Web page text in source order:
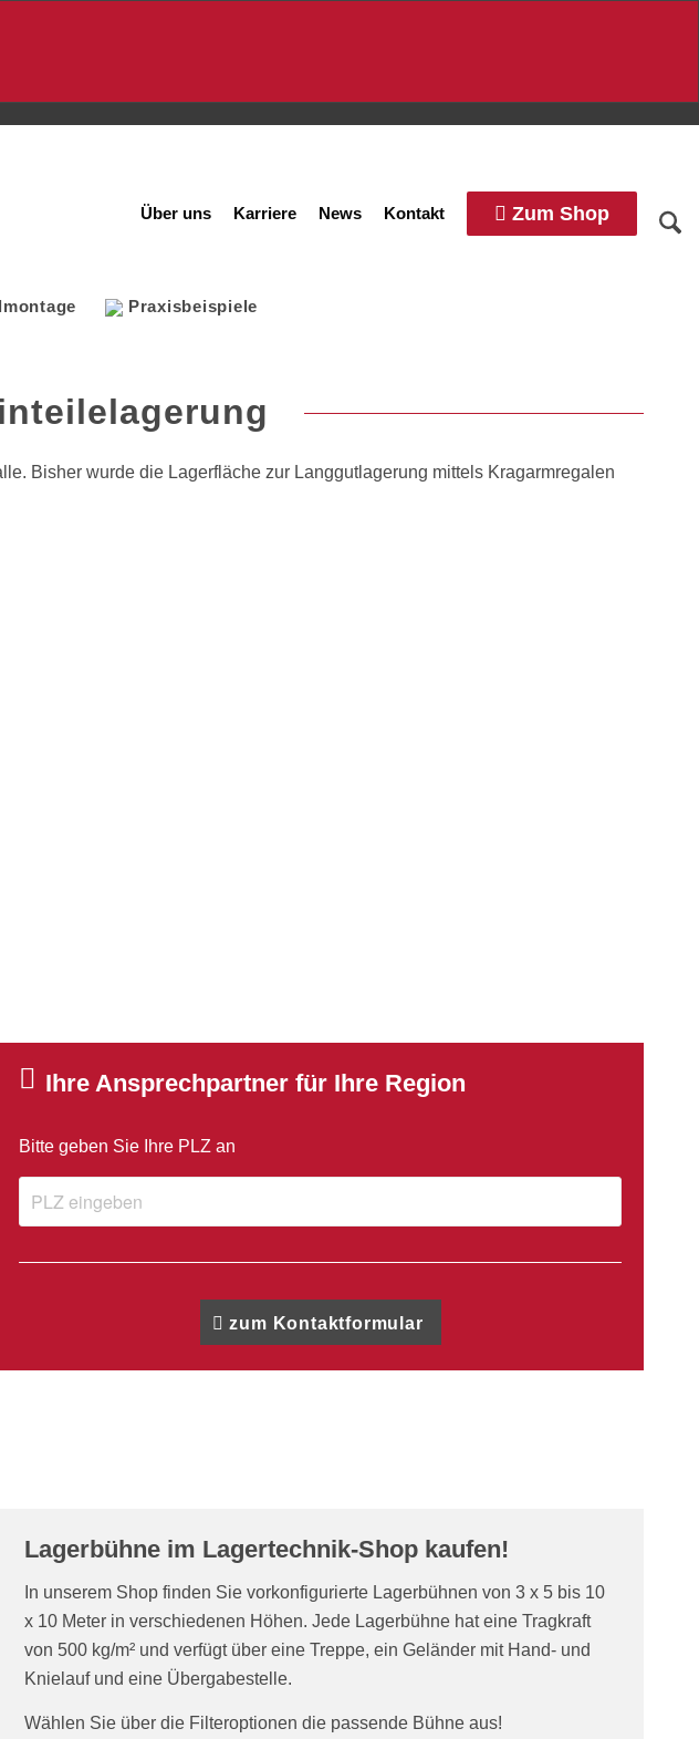
Über uns Karriere News Kontakt Zum Shop
Praxisbeispiele
Bisher wurde die Lagerfläche zur Langgutlagerung mittels Kragarmregalen
Ihre Ansprechpartner für Ihre Region
Bitte geben Sie Ihre PLZ an
zum Kontaktformular
Lagerbühne im Lagertechnik-Shop kaufen!
In unserem Shop finden Sie vorkonfigurierte Lagerbühnen von 3 x 5 bis 10
x 10 Meter in verschiedenen Höhen. Jede Lagerbühne hat eine Tragkraft
von 500 kg/m² und verfügt über eine Treppe, ein Geländer mit Hand- und
Knielauf und eine Übergabestelle.
Wählen Sie über die Filteroptionen die passende Bühne aus!